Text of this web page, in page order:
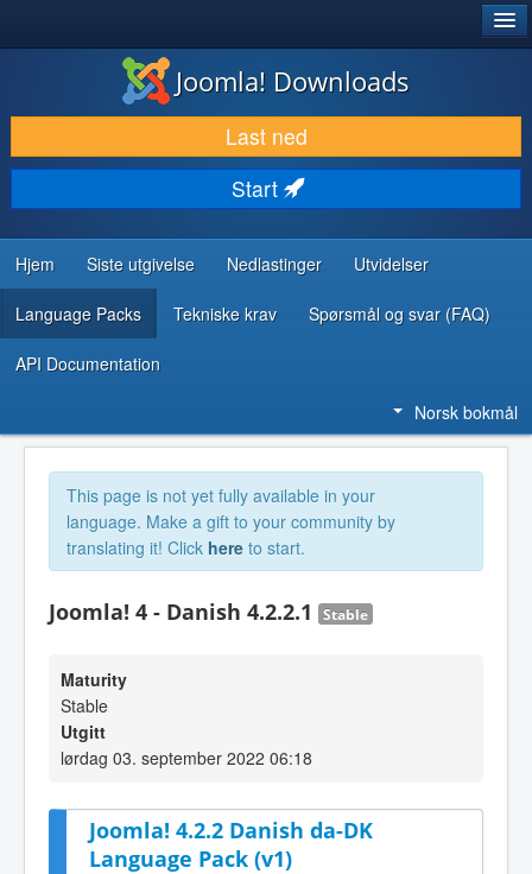
LAST NED & UTVID
OPPDAG & LÆR
SAMFUNN & BRUKERSTØTTE
UTVIKLINGSRESSURSER
Joomla! Downloads
Last ned
Start
Hjem Siste utgivelse Nedlastinger Utvidelser
Language Packs Tekniske krav Spørsmål og svar (FAQ)
API Documentation
Norsk bokmål
This page is not yet fully available in your
language. Make a gift to your community by
translating it! Click here to start.
Joomla! 4 - Danish 4.2.2.1 Stable
Maturity
Stable
Utgitt
lørdag 03. september 2022 06:18
Joomla! 4.2.2 Danish da-DK
Language Pack (v1)